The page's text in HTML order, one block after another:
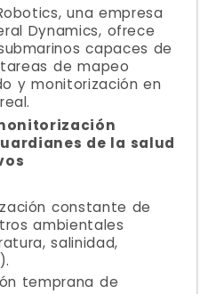
una empresa
Dynamics, ofrece
capaces de
de mapeo
y monitorización en
de la salud
constante de
ambientales
salinidad,
temprana de